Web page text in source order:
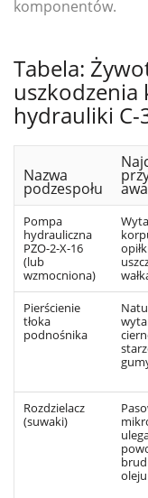
komponentów.
Tabela:
hydrauliki C-
Nazwa
podzespołu
Pompa
hydrauliczna
PZO-2-X-16
(lub
wzmocniona)
Pierścienie
tłoka
podnośnika
Rozdzielacz
(suwaki)